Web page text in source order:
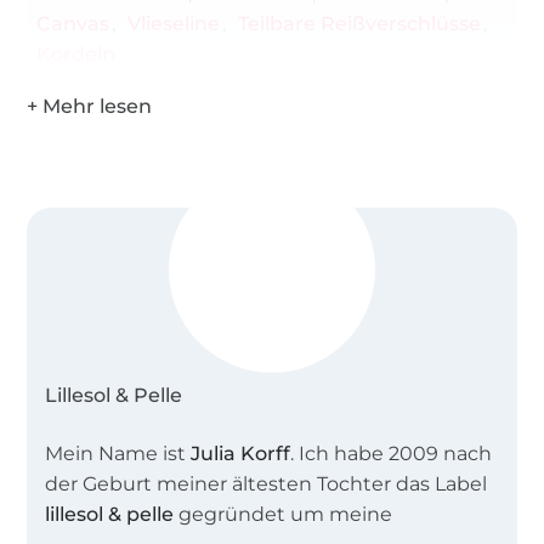
Lillesol & Pelle
Mein Name istJulia Korff. Ich habe 2009 nach
der Geburt meiner ältesten Tochter das Label
lillesol & pelle gegründet um meine